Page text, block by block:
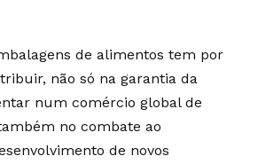
de alimentos tem por
não só na garantia da
num comércio global de
no combate ao
de novos